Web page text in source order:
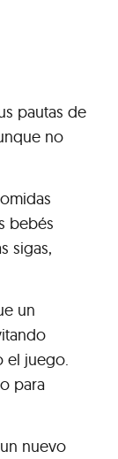
pautas de
no
bebés
sigas,
un
el juego.
para
nuevo